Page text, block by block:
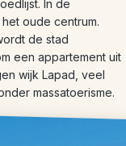
In de
oude centrum.
de stad
een appartement uit
wijk Lapad, veel
massatoerisme.